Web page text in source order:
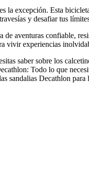
excepción. Esta
y desafiar tus
aventuras confiable,
vivir experiencias
saber sobre los
Todo lo que
sandalias Decathlon para